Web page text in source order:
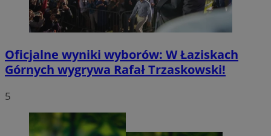
Oficjalne wyniki wyborów: W Łaziskach
Górnych wygrywa Rafał Trzaskowski!
5